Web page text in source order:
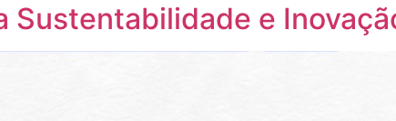
Sustentabilidade e